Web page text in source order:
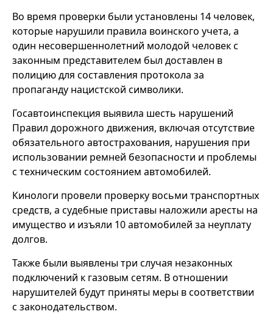
Во время проверки были установлены 14 человек,
которые нарушили правила воинского учета, а
один несовершеннолетний молодой человек с
законным представителем был доставлен в
полицию для составления протокола за
пропаганду нацистской символики.
Госавтоинспекция выявила шесть нарушений
Правил дорожного движения, включая отсутствие
обязательного автострахования, нарушения при
использовании ремней безопасности и проблемы
с техническим состоянием автомобилей.
Кинологи провели проверку восьми транспортных
средств, а судебные приставы наложили аресты на
имущество и изъяли 10 автомобилей за неуплату
долгов.
Также были выявлены три случая незаконных
подключений к газовым сетям. В отношении
нарушителей будут приняты меры в соответствии
с законодательством.